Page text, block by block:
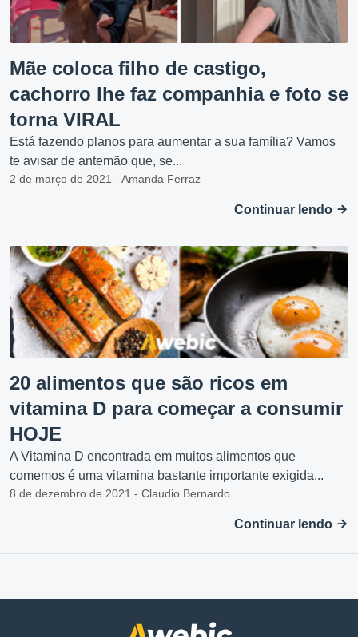
Mãe coloca filho de castigo,
cachorro lhe faz companhia e foto se
torna VIRAL
Está fazendo planos para aumentar a sua família? Vamos
te avisar de antemão que, se...
2 de março de 2021 - Amanda Ferraz
Continuar lendo
20 alimentos que são ricos em
vitamina D para começar a consumir
HOJE
A Vitamina D encontrada em muitos alimentos que
comemos é uma vitamina bastante importante exigida...
8 de dezembro de 2021 - Claudio Bernardo
Continuar lendo